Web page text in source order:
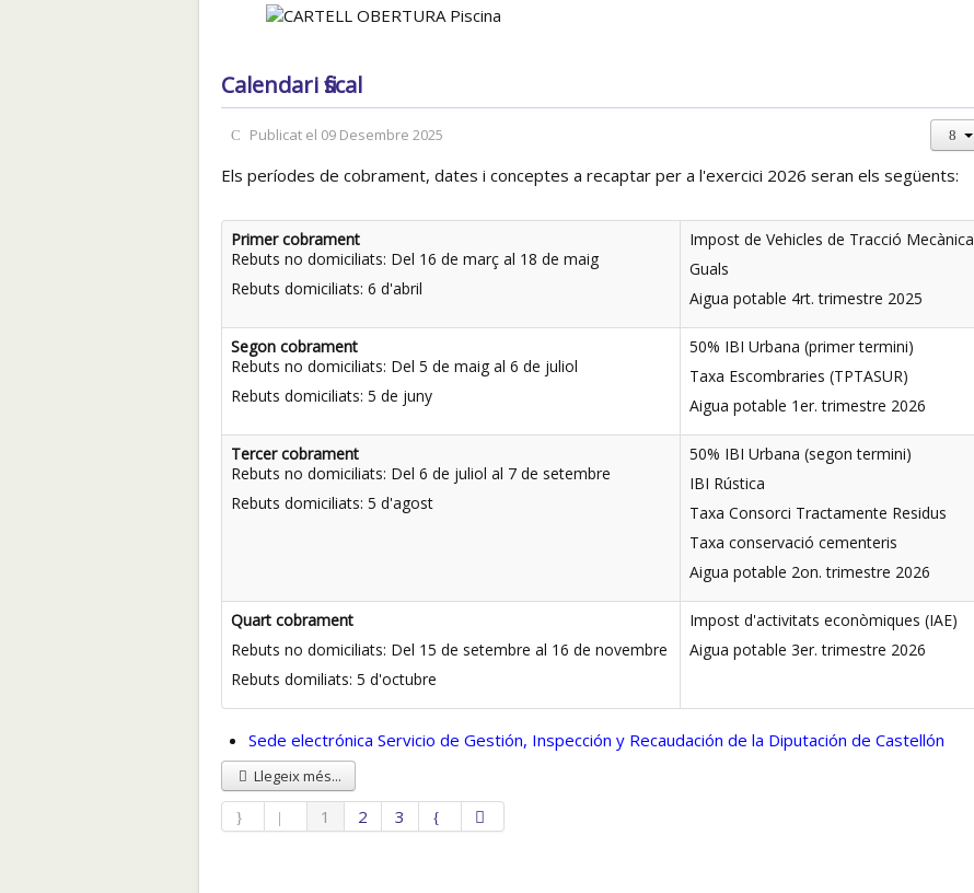
Calendari fiscal
Publicat el 09 Desembre 2025
Els períodes de cobrament, dates i conceptes a recaptar per a l'exercici 2026 seran els següents:
Primer cobrament
Rebuts no domiciliats: Del 16 de març al 18 de maig
Rebuts domiciliats: 6 d'abril
Impost de Vehicles de Tracció Mecànica
Guals
Aigua potable 4rt. trimestre 2025
Segon cobrament
Rebuts no domiciliats: Del 5 de maig al 6 de juliol
Rebuts domiciliats: 5 de juny
50% IBI Urbana (primer termini)
Taxa Escombraries (TPTASUR)
Aigua potable 1er. trimestre 2026
Tercer cobrament
Rebuts no domiciliats: Del 6 de juliol al 7 de setembre
Rebuts domiciliats: 5 d'agost
50% IBI Urbana (segon termini)
IBI Rústica
Taxa Consorci Tractamente Residus
Taxa conservació cementeris
Aigua potable 2on. trimestre 2026
Quart cobrament
Rebuts no domiciliats: Del 15 de setembre al 16 de novembre
Rebuts domiliats: 5 d'octubre
Impost d'activitats econòmiques (IAE)
Aigua potable 3er. trimestre 2026
Sede electrónica Servicio de Gestión, Inspección y Recaudación de la Diputación de Castellón
Llegeix més...
1 2 3